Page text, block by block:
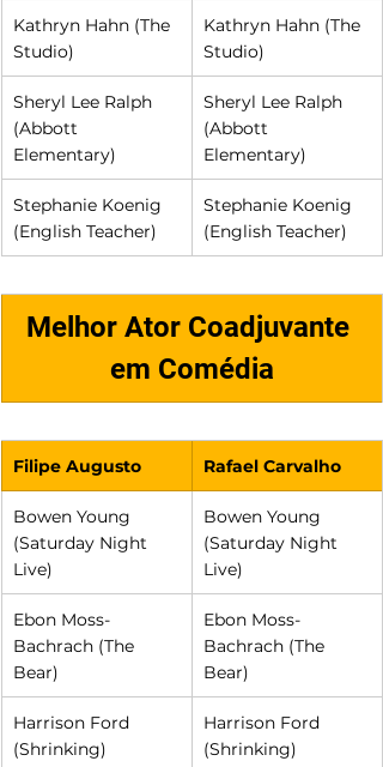
Kathryn Hahn (The
Studio)
Kathryn Hahn (The
Studio)
Sheryl Lee Ralph
(Abbott
Elementary)
Sheryl Lee Ralph
(Abbott
Elementary)
Stephanie Koenig
(English Teacher)
Stephanie Koenig
(English Teacher)
Melhor Ator Coadjuvante
em Comédia
Filipe Augusto Rafael Carvalho
Bowen Young
(Saturday Night
Live)
Bowen Young
(Saturday Night
Live)
Ebon Moss-
Bachrach (The
Bear)
Ebon Moss-
Bachrach (The
Bear)
Harrison Ford
(Shrinking)
Harrison Ford
(Shrinking)